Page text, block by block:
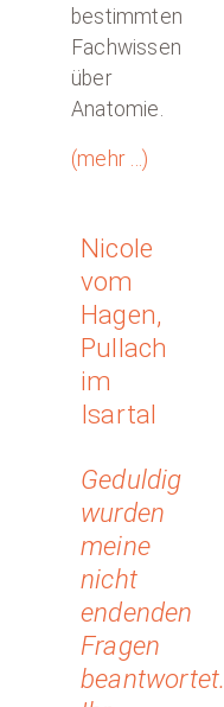
bestimmten
Fachwissen
über
Anatomie.
(mehr …)
Nicole
vom
Hagen,
Pullach
im
Isartal
Geduldig
wurden
meine
nicht
endenden
Fragen
beantwortet.